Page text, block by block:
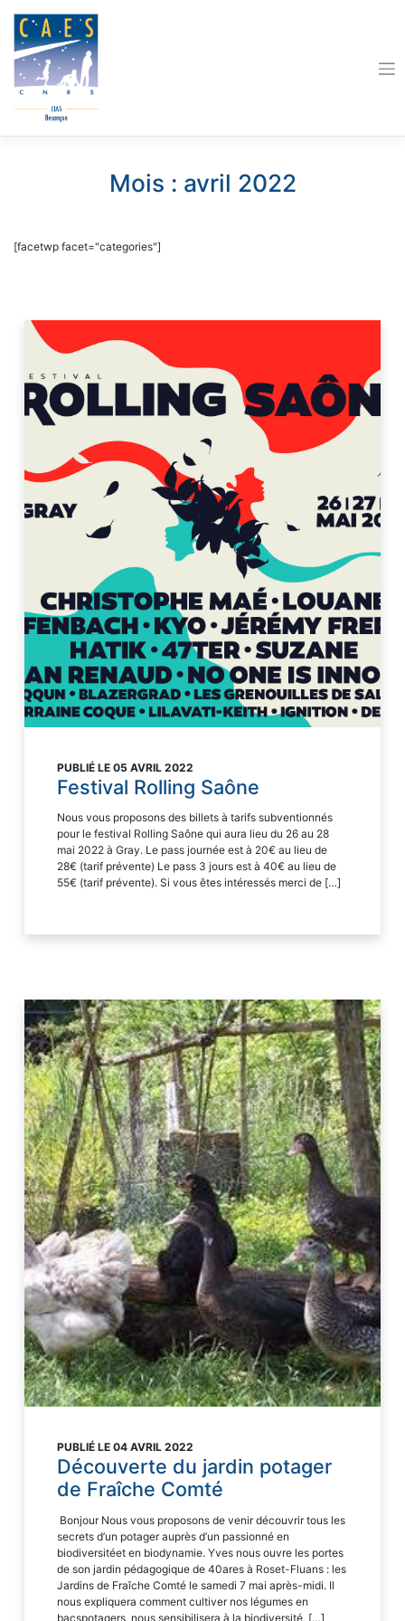
content
Mois : avril 2022
[facetwp facet="categories"]
PUBLIÉ LE 05 AVRIL 2022
Festival Rolling Saône
Nous vous proposons des billets à tarifs subventionnés
pour le festival Rolling Saône qui aura lieu du 26 au 28
mai 2022 à Gray. Le pass journée est à 20€ au lieu de
28€ (tarif prévente) Le pass 3 jours est à 40€ au lieu de
55€ (tarif prévente). Si vous êtes intéressés merci de […]
PUBLIÉ LE 04 AVRIL 2022
Découverte du jardin potager
de Fraîche Comté
Bonjour Nous vous proposons de venir découvrir tous les
secrets d’un potager auprès d’un passionné en
biodiversitéet en biodynamie. Yves nous ouvre les portes
de son jardin pédagogique de 40ares à Roset-Fluans : les
Jardins de Fraîche Comté le samedi 7 mai après-midi. Il
nous expliquera comment cultiver nos légumes en
bacspotagers, nous sensibilisera à la biodiversité, […]